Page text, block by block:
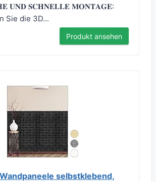
𝐔𝐍𝐃 𝐒𝐂𝐇𝐍𝐄𝐋𝐋𝐄 𝐌𝐎𝐍𝐓𝐀𝐆𝐄:
Sie die 3D...
Produkt ansehen
selbstklebend,